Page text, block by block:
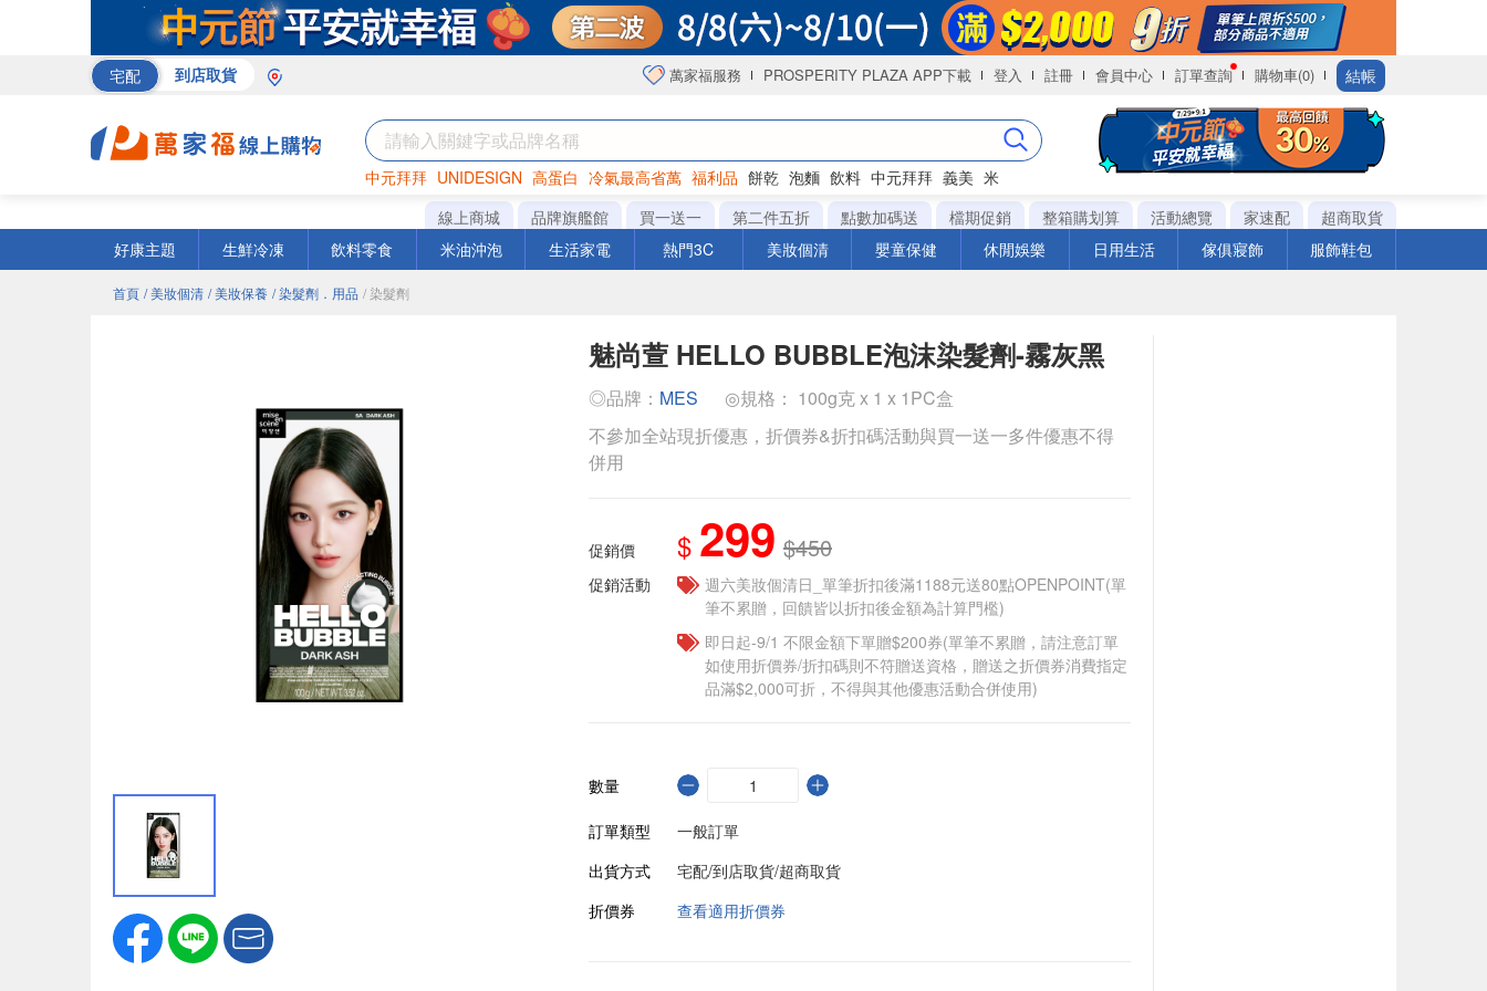
宅配 到店取貨 萬家福服務 PROSPERITY PLAZA APP下載 登入 註冊 會員中心 訂單查詢 購物車(0) 結帳
中元拜拜 UNIDESIGN 高蛋白 冷氣最高省萬 福利品 餅乾 泡麵 飲料 中元拜拜 義美 米
罐頭 海苔 洋芋片
線上商城 品牌旗艦館 買一送一 第二件五折 點數加碼送 檔期促銷 整箱購划算 活動總覽 家速配
超商取貨
好康主題
生鮮冷凍 飲料零食 米油沖泡 生活家電 熱門3C 美妝個清 嬰童保健 休閒娛樂 日用生活 傢俱寢飾 服飾鞋包
首頁 / 美妝個清 / 美妝保養 / 染髮劑．用品 / 染髮劑
魅尚萱 HELLO BUBBLE泡沫染髮劑-霧灰黑
◎品牌： MES
◎規格： 100g克 x 1 x 1PC盒
不參加全站現折優惠，折價券&折扣碼活動與買一送一多件優惠不得
併用
促銷價 $ 299 $450
促銷活動
週六美妝個清日_單筆折扣後滿1188元送80點OPENPOINT(單
筆不累贈，回饋皆以折扣後金額為計算門檻)
即日起-9/1 不限金額下單贈$200券(單筆不累贈，請注意訂單
如使用折價券/折扣碼則不符贈送資格，贈送之折價券消費指定
品滿$2,000可折，不得與其他優惠活動合併使用)
數量
訂單類型
一般訂單
出貨方式
宅配/到店取貨/超商取貨
折價券
查看適用折價券